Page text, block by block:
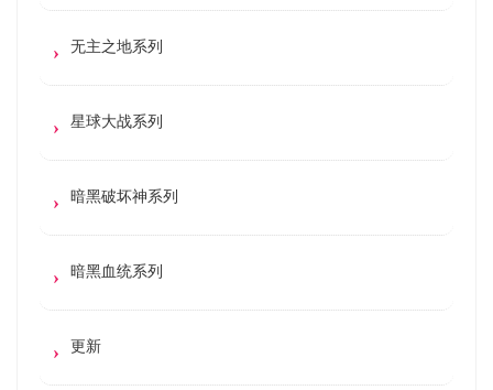
无主之地系列
星球大战系列
暗黑破坏神系列
暗黑血统系列
更新